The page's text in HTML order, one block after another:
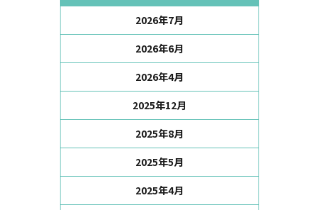
2026年7月
2026年6月
2026年4月
2025年12月
2025年8月
2025年5月
2025年4月